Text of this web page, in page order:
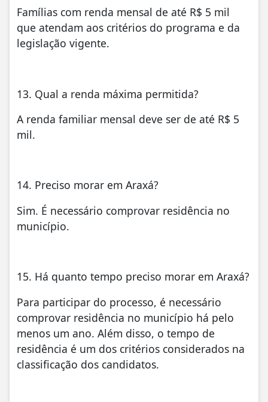
Famílias com renda mensal de até R$ 5 mil
que atendam aos critérios do programa e da
legislação vigente.
13. Qual a renda máxima permitida?
A renda familiar mensal deve ser de até R$ 5
mil.
14. Preciso morar em Araxá?
Sim. É necessário comprovar residência no
município.
15. Há quanto tempo preciso morar em Araxá?
Para participar do processo, é necessário
comprovar residência no município há pelo
menos um ano. Além disso, o tempo de
residência é um dos critérios considerados na
classificação dos candidatos.